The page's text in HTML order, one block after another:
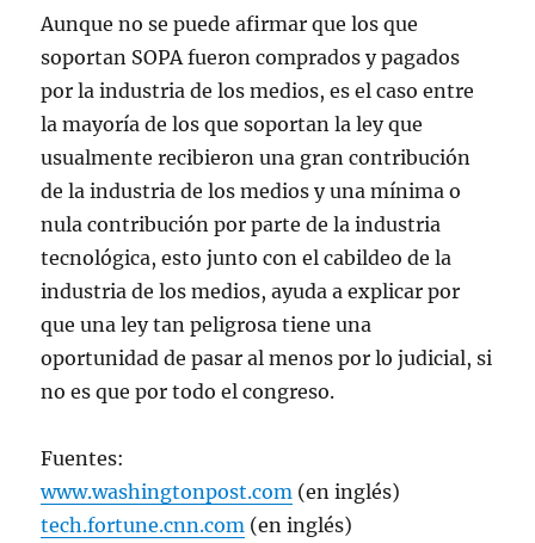
Aunque no se puede afirmar que los que
soportan SOPA fueron comprados y pagados
por la industria de los medios, es el caso entre
la mayoría de los que soportan la ley que
usualmente recibieron una gran contribución
de la industria de los medios y una mínima o
nula contribución por parte de la industria
tecnológica, esto junto con el cabildeo de la
industria de los medios, ayuda a explicar por
que una ley tan peligrosa tiene una
oportunidad de pasar al menos por lo judicial, si
no es que por todo el congreso.
Fuentes:
www.washingtonpost.com (en inglés)
tech.fortune.cnn.com (en inglés)